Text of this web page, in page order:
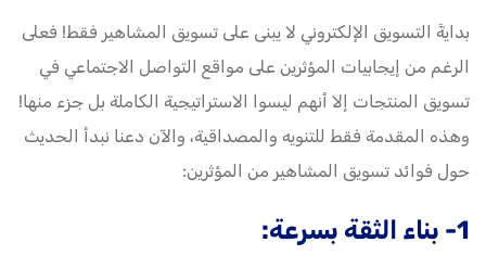
بدايةً التسويق الإلكتروني لا يبنى على تسويق المشاهير فقط! فعلى
الرغم من إيجابيات المؤثرين على مواقع التواصل الاجتماعي في
تسويق المنتجات إلا أنهم ليسوا الاستراتيجية الكاملة بل جزء منها!
وهذه المقدمة فقط للتنويه والمصداقية، والآن دعنا نبدأ الحديث
حول فوائد تسويق المشاهير من المؤثرين:
1- بناء الثقة بسرعة: